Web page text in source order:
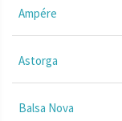
Ampére
Astorga
Balsa Nova